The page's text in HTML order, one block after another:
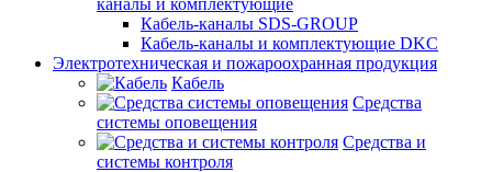
каналы и комплектующие
Кабель-каналы SDS-GROUP
Кабель-каналы и комплектующие DKC
Электротехническая и пожароохранная продукция
Кабель
Средства
системы оповещения
Средства и
системы контроля